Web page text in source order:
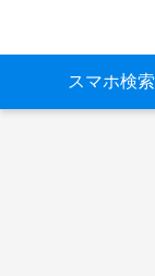
スマホ検索